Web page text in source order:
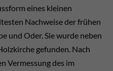
eines kleinen
Nachweise der frühen
und Oder. Sie wurde neben
gefunden. Nach
Vermessung des im